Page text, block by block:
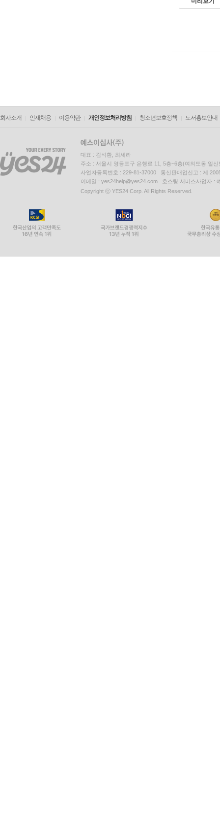
회사소개 인재채용 이용약관 개인정보처리방침 청소년보호정책 도서홍보안내
대표 : 김석환, 최세라
주소 : 서울시 영등포구 은행로 11, 5층~6층(여의도동,일신
사업자등록번호 : 229-81-37000 통신판매업신고 : 제
이메일 : yes24help@yes24.com 호스팅 서비스사업자 :
Copyright ⓒ YES24 Corp. All Rights Reserved.